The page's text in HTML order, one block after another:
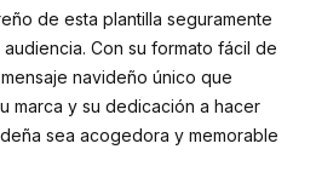
de esta plantilla seguramente
Con su formato fácil de
navideño único que
marca y su dedicación a hacer
sea acogedora y memorable